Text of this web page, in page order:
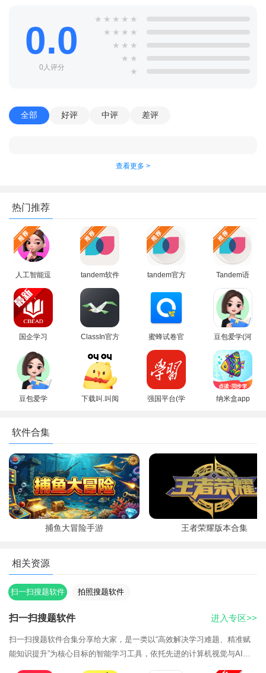
4、打开悬浮窗搜题就可以拍照搜题啦
0.0
0人评分
★ ★ ★ ★ ★
★ ★ ★ ★
★ ★ ★
★ ★
★
全部 好评 中评 差评
查看更多 >
热门推荐
人工智能逗
鲍app下载
安装最新版
tandem软件
官方下载
tandem官方
卓版
Tandem语
言交换软件
安卓最新版
国企学习
机版
ClassIn官方
新版
蜜蜂试卷官
方正版2026
最新版
豆包爱学(河
马爱学)app
官方正版手
机版
豆包爱学
下载叫.叫阅
强国平台(学
纳米盒app
软件合集
捕鱼大冒险手游 王者荣耀版本合集
相关资源
扫一扫搜题软件 拍照搜题软件
扫一扫搜题软件
扫一扫搜题软件合集分享给大家，是一类以“高效解决学习难题、精准赋
能知识提升”为核心目标的智能学习工具，依托先进的计算机视觉与AI大
模型技术，打破传统学习工具“解题效率低、解析碎片化、场景适配弱”的
进入专区>>